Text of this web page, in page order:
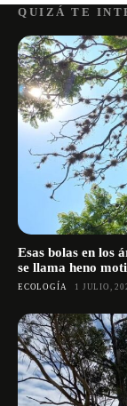
QUIZÁ TE
Esas bolas en los
se llama heno
ECOLOGÍA 1 JULIO,